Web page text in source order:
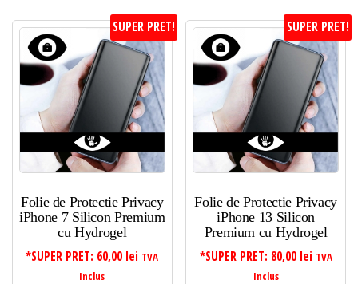
SUPER PRET!
Folie de Protectie Privacy
iPhone 7 Silicon Premium
cu Hydrogel
*SUPER PRET: 60,00 lei TVA
Inclus
SUPER PRET!
Folie de Protectie Privacy
iPhone 13 Silicon
Premium cu Hydrogel
*SUPER PRET: 80,00 lei TVA
Inclus